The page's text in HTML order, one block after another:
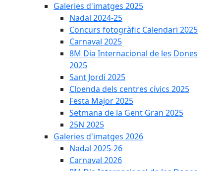
Galeries d'imatges 2025
Nadal 2024-25
Concurs fotogràfic Calendari 2025
Carnaval 2025
8M Dia Internacional de les Dones
2025
Sant Jordi 2025
Cloenda dels centres cívics 2025
Festa Major 2025
Setmana de la Gent Gran 2025
25N 2025
Galeries d'imatges 2026
Nadal 2025-26
Carnaval 2026